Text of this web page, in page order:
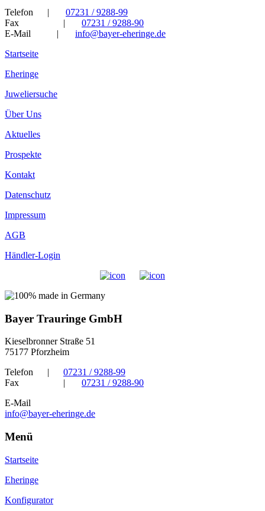
Telefon
|
07231 / 9288-99
Fax
|
07231 / 9288-90
E-Mail
|
info@bayer-eheringe.de
Startseite
Eheringe
Juweliersuche
Über Uns
Aktuelles
Prospekte
Kontakt
Datenschutz
Impressum
AGB
Händler-Login
Bayer Trauringe GmbH
Kieselbronner Straße 51
75177 Pforzheim
Telefon
|
07231 / 9288-99
Fax
|
07231 / 9288-90
E-Mail
info@bayer-eheringe.de
Menü
Startseite
Eheringe
Konfigurator